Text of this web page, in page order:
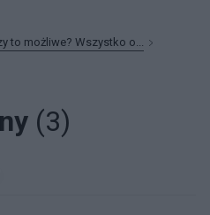
to możliwe? Wszystko o...
(3)